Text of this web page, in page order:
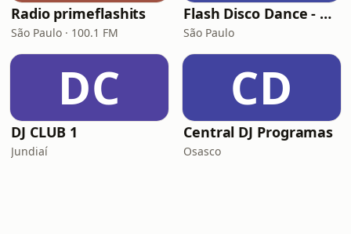
Radio primeflashits
São Paulo · 100.1 FM
Flash Disco Dance - Old School
São Paulo
DC
DJ CLUB 1
Jundiaí
CD
Central DJ Programas
Osasco